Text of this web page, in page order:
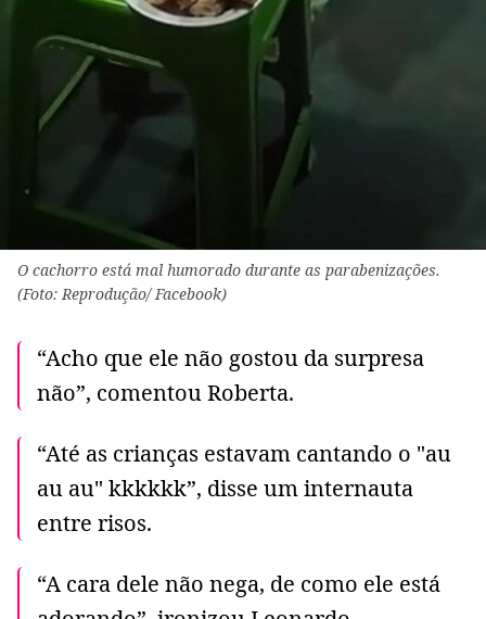
O cachorro está mal humorado durante as parabenizações.
(Foto: Reprodução/ Facebook)
“Acho que ele não gostou da surpresa
não”, comentou Roberta.
“Até as crianças estavam cantando o "au
au au" kkkkkk”, disse um internauta
entre risos.
“A cara dele não nega, de como ele está